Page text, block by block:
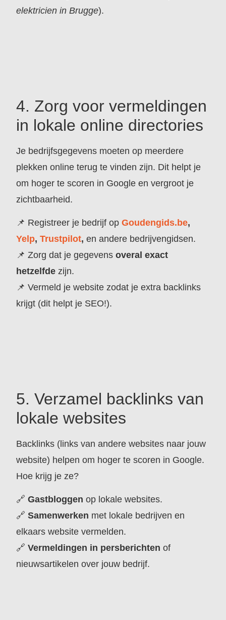
elektricien in Brugge).
4. Zorg voor vermeldingen
in lokale online directories
Je bedrijfsgegevens moeten op meerdere
plekken online terug te vinden zijn. Dit helpt je
om hoger te scoren in Google en vergroot je
zichtbaarheid.
📌 Registreer je bedrijf opGoudengids.be,
Yelp,Trustpilot, en andere bedrijvengidsen.
📌 Zorg dat je gegevensoveral exact
hetzelfde zijn.
📌 Vermeld je website zodat je extra backlinks
krijgt (dit helpt je SEO!).
5. Verzamel backlinks van
lokale websites
Backlinks (links van andere websites naar jouw
website) helpen om hoger te scoren in Google.
Hoe krijg je ze?
🔗Gastbloggen op lokale websites.
🔗Samenwerken met lokale bedrijven en
elkaars website vermelden.
🔗Vermeldingen in persberichten of
nieuwsartikelen over jouw bedrijf.